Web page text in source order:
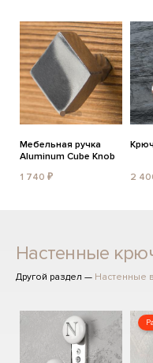
Мебельная ручка
Aluminum Cube Knob
1 740 ₽
2
Настенные
Другой раздел — Настенные